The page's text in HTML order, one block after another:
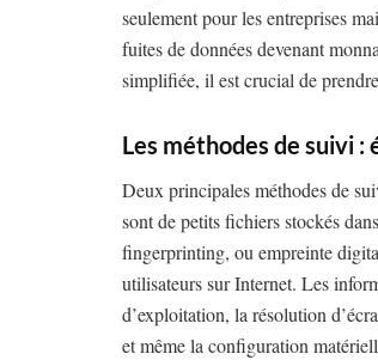
seulement pour les entreprises
fuites de données devenant
simplifiée, il est crucial de
Les méthodes de suivi
Deux principales méthodes de
sont de petits fichiers stockés
fingerprinting, ou empreinte
utilisateurs sur Internet. Les
d’exploitation, la résolution
et même la configuration